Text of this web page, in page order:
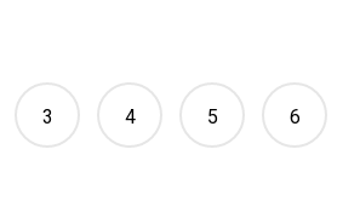
3 4 5 6